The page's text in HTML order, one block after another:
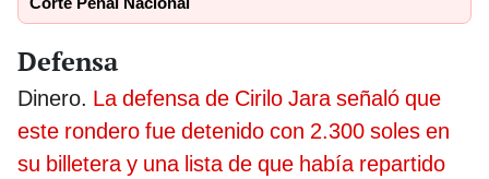
Defensa
Dinero. La defensa de Cirilo Jara señaló que
este rondero fue detenido con 2.300 soles en
su billetera y una lista de que había repartido